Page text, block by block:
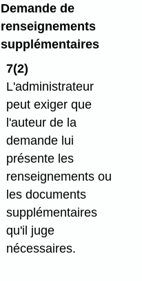
Demande de
renseignements
supplémentaires
7(2)
L'administrateur
peut exiger que
l'auteur de la
demande lui
présente les
renseignements ou
les documents
supplémentaires
qu'il juge
nécessaires.